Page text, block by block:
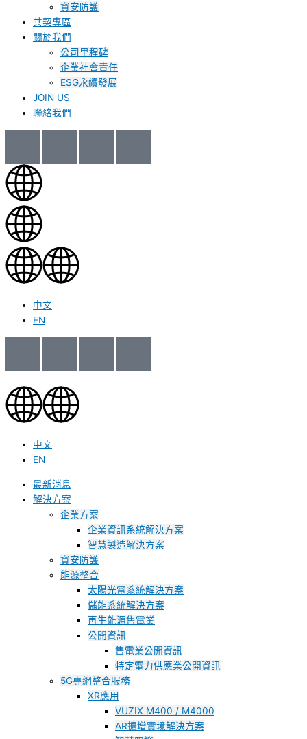
資安防護
共契專區
關於我們
公司里程碑
企業社會責任
ESG永續發展
JOIN US
聯絡我們
中文
EN
中文
EN
最新消息
解決方案
企業方案
企業資訊系統解決方案
智慧製造解決方案
資安防護
能源整合
太陽光電系統解決方案
儲能系統解決方案
再生能源售電業
公開資訊
售電業公開資訊
特定電力供應業公開資訊
5G專網整合服務
XR應用
VUZIX M400 / M4000
AR擴增實境解決方案